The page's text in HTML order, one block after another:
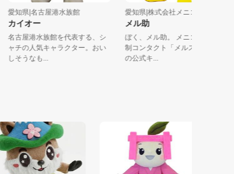
愛知県|名古屋港水族館
カイオー
名古屋港水族館を代表する、シ
ャチの人気キャラクター。おい
しそうなも...
愛知県|株式会社メニコン
メル助
ぼく、メル助。 メニコンの定
制コンタクト「メルスプラン
の公式キ...